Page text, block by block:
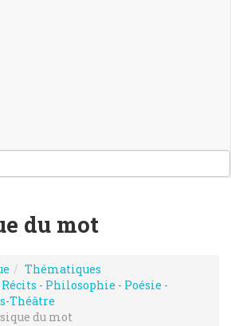
du mot
Thématiques
Récits - Philosophie - Poésie -
Théâtre
du mot